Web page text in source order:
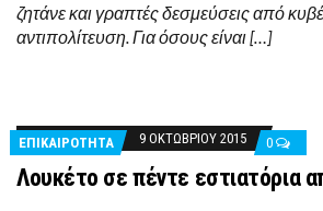
ζητάνε και γραπτές δεσμεύσεις από
αντιπολίτευση. Για όσους είναι […]
ΕΠΙΚΑΙΡΟΤΗΤΑ 9 ΟΚΤΩΒΡΊΟΥ 2015 0
Λουκέτο σε πέντε εστιατόρια